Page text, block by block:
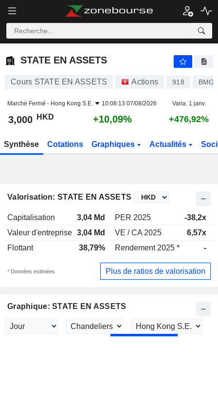
STATE EN ASSETS
STATE EN ASSETS
Cours STATE EN ASSETS Actions 918
Marché Fermé - Hong Kong S.E. 10:08:13 07/08/2026 Varia. 1 janv.
3,000 HKD +10,09% +476,92%
Synthèse Cotations Graphiques Actualités
Valorisation: STATE EN ASSETS
Capitalisation 3,04 Md PER 2025 -38,2x
Valeur d'entreprise 3,04 Md VE / CA 2025 6,57x
Flottant
38,79% Rendement 2025 * -
* Données estimées Plus de ratios de valorisation
Graphique: STATE EN ASSETS